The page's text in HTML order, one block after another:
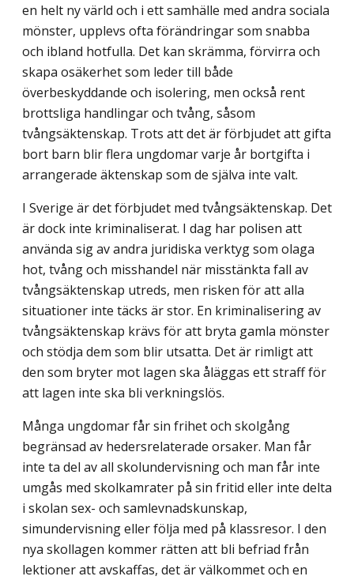
en helt ny värld och i ett samhälle med andra sociala
mönster, upplevs ofta förändringar som snabba
och ibland hotfulla. Det kan skrämma, förvirra och
skapa osäkerhet som leder till både
överbeskyddande och isolering, men också rent
brottsliga handlingar och tvång, såsom
tvångsäktenskap. Trots att det är förbjudet att gifta
bort barn blir flera ungdomar varje år bortgifta i
arrangerade äktenskap som de själva inte valt.
I Sverige är det förbjudet med tvångsäktenskap. Det
är dock inte kriminaliserat. I dag har polisen att
använda sig av andra juridiska verktyg som olaga
hot, tvång och misshandel när misstänkta fall av
tvångsäktenskap utreds, men risken för att alla
situationer inte täcks är stor. En kriminalisering av
tvångsäktenskap krävs för att bryta gamla mönster
och stödja dem som blir utsatta. Det är rimligt att
den som bryter mot lagen ska åläggas ett straff för
att lagen inte ska bli verkningslös.
Många ungdomar får sin frihet och skolgång
begränsad av hedersrelaterade orsaker. Man får
inte ta del av all skolundervisning och man får inte
umgås med skolkamrater på sin fritid eller inte delta
i skolan sex- och samlevnadskunskap,
simundervisning eller följa med på klassresor. I den
nya skollagen kommer rätten att bli befriad från
lektioner att avskaffas, det är välkommet och en